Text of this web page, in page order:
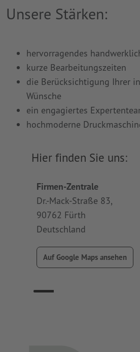
Unsere Stärken:
hervorragendes
kurze Bearbeitungszeiten
die Berücksichtigung Ihrer
Wünsche
ein engagiertes
hochmoderne
Hier finden Sie uns:
Firmen-Zentrale
Dr.-Mack-Straße 83,
90762 Fürth
Deutschland
Auf Google Maps ansehen